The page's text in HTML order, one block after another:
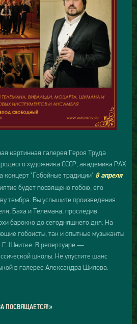
картинная галерея Героя Труда
художника СССР, академика РАХ
"Гобойные традиции" 8 апреля
будет посвящено гобою, его
тембра. Вы услышите произведения
Баха и Телемана, проследив
барокко до сегодняшнего дня. На
гобоисты, так и опытные музыканты
Шнитке. В репертуаре —
школы. Не упустите шанс
в галерее Александра Шилова.
ПОСВЯЩАЕТСЯ!»